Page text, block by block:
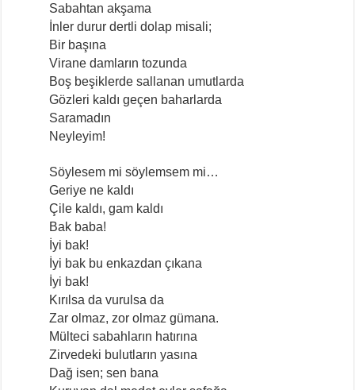
Sabahtan akşama
İnler durur dertli dolap misali;
Bir başına
Virane damların tozunda
Boş beşiklerde sallanan umutlarda
Gözleri kaldı geçen baharlarda
Saramadın
Neyleyim!
Söylesem mi söylemsem mi…
Geriye ne kaldı
Çile kaldı, gam kaldı
Bak baba!
İyi bak!
İyi bak bu enkazdan çıkana
İyi bak!
Kırılsa da vurulsa da
Zar olmaz, zor olmaz gümana.
Mülteci sabahların hatırına
Zirvedeki bulutların yasına
Dağ isen; sen bana